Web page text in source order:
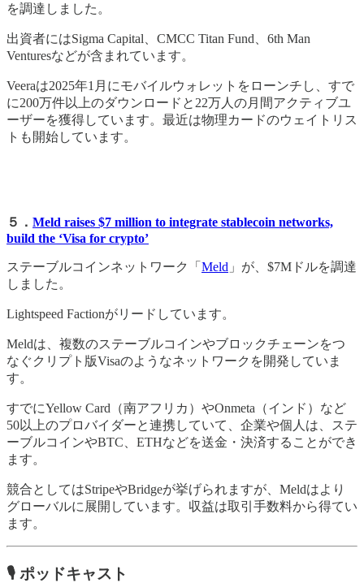
を調達しました。
出資者にはSigma Capital、CMCC Titan Fund、6th Man
Venturesなどが含まれています。
Veeraは2025年1月にモバイルウォレットをローンチし、すで
に200万件以上のダウンロードと22万人の月間アクティブユ
ーザーを獲得しています。最近は物理カードのウェイトリス
トも開始しています。
５． Meld raises $7 million to integrate stablecoin networks,
build the ‘Visa for crypto’
ステーブルコインネットワーク「 Meld 」が、$7Mドルを調達
しました。
Lightspeed Factionがリードしています。
Meldは、複数のステーブルコインやブロックチェーンをつ
なぐクリプト版Visaのようなネットワークを開発していま
す。
すでにYellow Card（南アフリカ）やOnmeta（インド）など
50以上のプロバイダーと連携していて、企業や個人は、ステ
ーブルコインやBTC、ETHなどを送金・決済することができ
ます。
競合としてはStripeやBridgeが挙げられますが、Meldはより
グローバルに展開しています。収益は取引手数料から得てい
ます。
🎙 ポッドキャスト